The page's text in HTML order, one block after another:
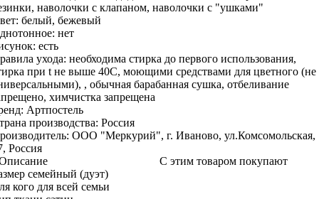
наволочки с клапаном, наволочки с "ушками"
белый, бежевый
нет
есть
ухода: необходима стирка до первого использования,
при t не выше 40С, моющими средствами для цветного (не
, обычная барабанная сушка, отбеливание
химчистка запрещена
Артпостель
производства: Россия
ООО "Меркурий", г. Иваново, ул.Комсомольская,
Россия
семейный (дуэт)
кого для всей семьи
С этим товаром покупают